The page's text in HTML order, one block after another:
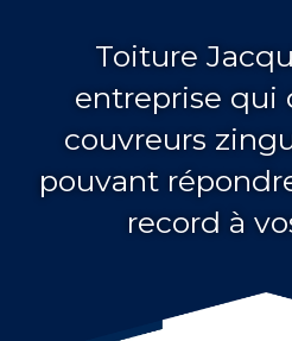
Toiture
entreprise qui
couvreurs
pouvant
record à